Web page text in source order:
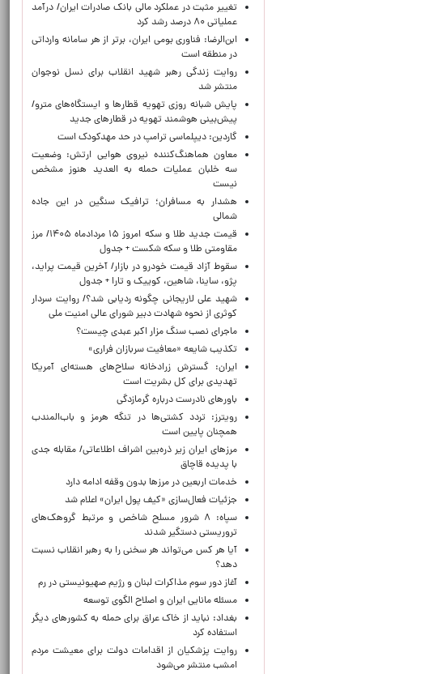
تغییر مثبت در عملکرد مالی بانک صادرات ایران/ درآمد
عملیاتی ۸۰ درصد رشد کرد
ابن‌الرضا: فناوری بومی ایران، برتر از هر سامانه وارداتی
در منطقه است
روایت زندگی رهبر شهید انقلاب برای نسل نوجوان
منتشر شد
پایش شبانه روزی تهویه قطارها و ایستگاه‌های مترو/
پیش‌بینی هوشمند تهویه در قطارهای جدید
گاردین: دیپلماسی ترامپ در حد مهدکودک است
معاون هماهنگ‌کننده نیروی هوایی ارتش: وضعیت
سه خلبان عملیات حمله به العدید هنوز مشخص
نیست
هشدار به مسافران؛ ترافیک سنگین در این جاده
شمالی
قیمت جدید طلا و سکه امروز ۱۵ مردادماه ۱۴۰۵/ مرز
مقاومتی طلا و سکه شکست + جدول
سقوط آزاد قیمت خودرو در بازار/ آخرین قیمت پراید،
پژو، ساینا، شاهین، کوییک و تارا + جدول
شهید علی لاریجانی چگونه ردیابی شد؟/ روایت سردار
کوثری از نحوه شهادت دبیر شورای عالی امنیت ملی
ماجرای نصب سنگ مزار اکبر عبدی چیست؟
تکذیب شایعه «معافیت سربازان فراری»
ایران: گسترش زرادخانه سلاح‌های هسته‌ای آمریکا
تهدیدی برای کل بشریت است
باورهای نادرست درباره گرمازدگی
رویترز: تردد کشتی‌ها در تنگه هرمز و باب‌المندب
همچنان پایین است
مرزهای ایران زیر ذره‌بین اشراف اطلاعاتی/ مقابله جدی
با پدیده قاچاق
خدمات اربعین در مرزها بدون وقفه ادامه دارد
جزئیات فعال‌سازی «کیف پول ایران» اعلام شد
سپاه: ۸ شرور مسلح شاخص و مرتبط گروهک‌های
تروریستی دستگیر شدند
آیا هر کس می‌تواند هر سخنی را به رهبر انقلاب نسبت
دهد؟
آغاز دور سوم مذاکرات لبنان و رژیم صهیونیستی در رم
مسئله مانایی ایران و اصلاح الگوی توسعه
بغداد: نباید از خاک عراق برای حمله به کشورهای دیگر
استفاده کرد
روایت پزشکیان از اقدامات دولت برای معیشت مردم
امشب منتشر می‌شود